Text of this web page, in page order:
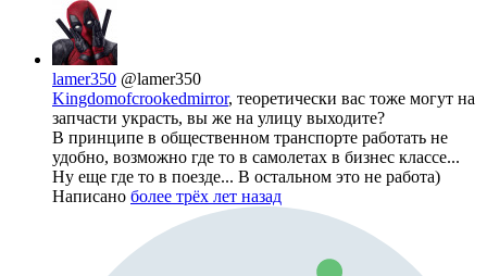
lamer350 @lamer350
Kingdomofcrookedmirror, теоретически вас тоже могут на
запчасти украсть, вы же на улицу выходите?
В принципе в общественном транспорте работать не
удобно, возможно где то в самолетах в бизнес классе...
Ну еще где то в поезде... В остальном это не работа)
Написано более трёх лет назад